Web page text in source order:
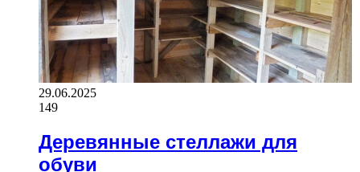
29.06.2025
149
Деревянные стеллажи для
обуви